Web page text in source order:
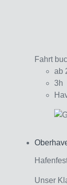
Fahrt
ab
3h
Unser